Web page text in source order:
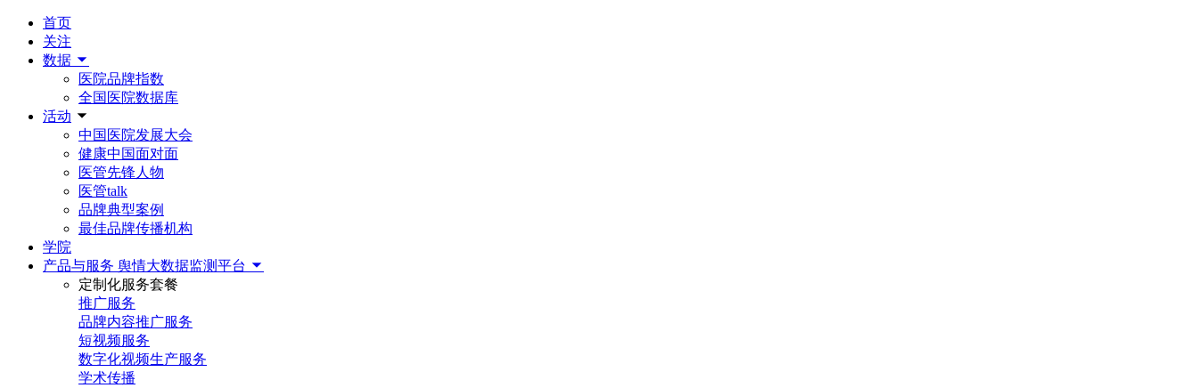
首页
关注
数据
医院品牌指数
全国医院数据库
活动
中国医院发展大会
健康中国面对面
医管先锋人物
医管talk
品牌典型案例
最佳品牌传播机构
学院
产品与服务 舆情大数据监测平台
定制化服务套餐
推广服务
品牌内容推广服务
短视频服务
数字化视频生产服务
学术传播